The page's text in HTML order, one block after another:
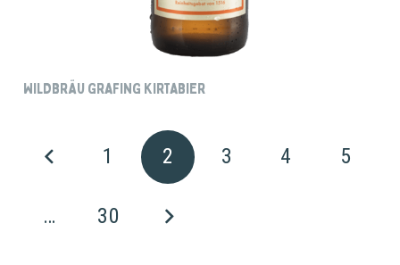
WILDBRÄU GRAFING KIRTABIER
1 2 3 4 5
… 30